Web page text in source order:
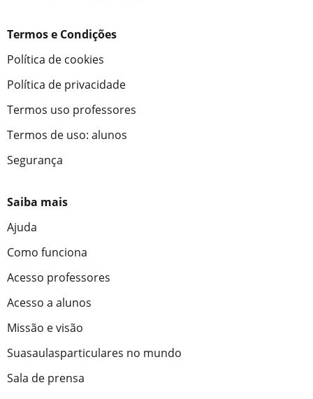
Termos e Condições
Política de cookies
Política de privacidade
Termos uso professores
Termos de uso: alunos
Segurança
Saiba mais
Ajuda
Como funciona
Acesso professores
Acesso a alunos
Missão e visão
Suasaulasparticulares no mundo
Sala de prensa